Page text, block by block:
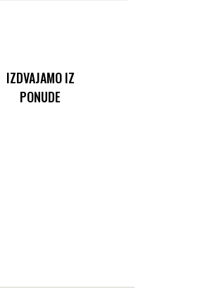
IZDVAJAMO IZ
PONUDE